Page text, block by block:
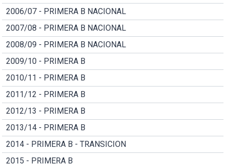
2006/07 - PRIMERA B NACIONAL
2007/08 - PRIMERA B NACIONAL
2008/09 - PRIMERA B NACIONAL
2009/10 - PRIMERA B
2010/11 - PRIMERA B
2011/12 - PRIMERA B
2012/13 - PRIMERA B
2013/14 - PRIMERA B
2014 - PRIMERA B - TRANSICION
2015 - PRIMERA B